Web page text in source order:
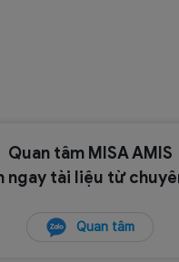
Quan tâm MISA AMIS
ngay tài liệu từ
Quan tâm